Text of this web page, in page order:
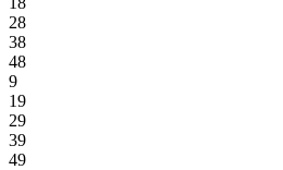
28
38
48
9
19
29
39
49